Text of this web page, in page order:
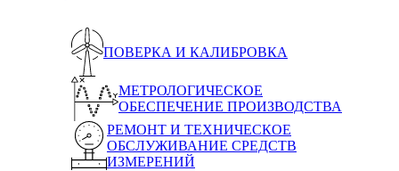
ПОВЕРКА И КАЛИБРОВКА
МЕТРОЛОГИЧЕСКОЕ
ОБЕСПЕЧЕНИЕ ПРОИЗВОДСТВА
РЕМОНТ И ТЕХНИЧЕСКОЕ
ОБСЛУЖИВАНИЕ СРЕДСТВ
ИЗМЕРЕНИЙ